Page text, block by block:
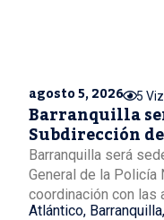
agosto 5, 2026 5
Barranquilla
Subdirección
Barranquilla será
General de la Policía
coordinación con las
Atlántico, Barranquilla,